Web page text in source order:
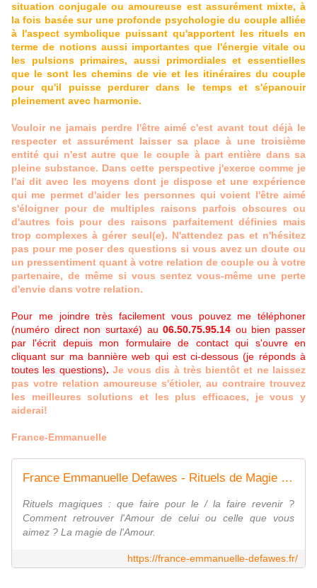
situation conjugale ou amoureuse est assurément mixte, à
la fois basée sur une profonde psychologie du couple alliée
à l'aspect symbolique puissant qu'apportent les rituels en
terme de notions aussi importantes que l'énergie vitale ou
les pulsions primaires, aussi primordiales et essentielles
que le sont les chemins de vie et les itinéraires du couple
pour qu'il puisse perdurer dans le temps et s'épanouir
pleinement avec harmonie.
Vouloir ne jamais perdre l'être aimé c'est avant tout déjà le
respecter et assurément laisser sa place à une troisième
entité qui n'est autre que le couple à part entière dans sa
pleine substance. Dans cette perspective j'exerce comme je
l'ai dit avec les moyens dont je dispose et une expérience
qui me permet d'aider les personnes qui voient l'être aimé
s'éloigner pour de multiples raisons parfois obscures ou
d'autres fois pour des raisons parfaitement définies mais
trop complexes à gérer seul(e). N'attendez pas et n'hésitez
pas pour me poser des questions si vous avez un doute ou
un pressentiment quant à votre relation de couple ou à votre
partenaire, de même si vous sentez vous-même une perte
d'envie dans votre relation.
Pour me joindre très facilement vous pouvez me téléphoner
(numéro direct non surtaxé) au06.50.75.95.14 ou bien passer
par l'écrit depuis mon formulaire de contact qui s'ouvre en
cliquant sur ma bannière web qui est ci-dessous (je réponds à
toutes les questions). Je vous dis à très bientôt et ne laissez
pas votre relation amoureuse s'étioler, au contraire trouvez
les meilleures solutions et les plus efficaces, je vous y
aiderai!
France-Emmanuelle
France Emmanuelle Defawes - Rituels de Magie et d'Amour
Rituels magiques : que faire pour le / la faire revenir ?
Comment retrouver l'Amour de celui ou celle que vous
aimez ? La magie de l'Amour.
https://france-emmanuelle-defawes.fr/